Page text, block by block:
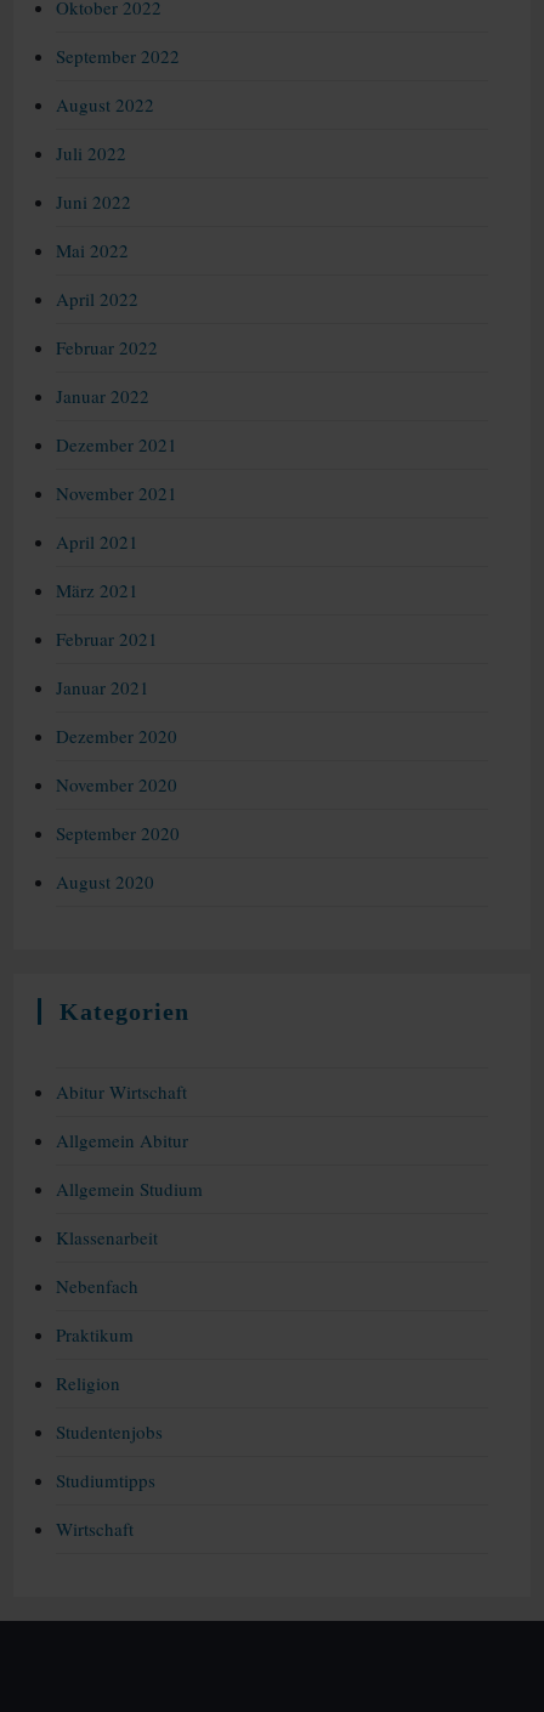
Oktober 2022
September 2022
August 2022
Juli 2022
Juni 2022
Mai 2022
April 2022
Februar 2022
Januar 2022
Dezember 2021
November 2021
April 2021
März 2021
Februar 2021
Januar 2021
Dezember 2020
November 2020
September 2020
August 2020
Kategorien
Abitur Wirtschaft
Allgemein Abitur
Allgemein Studium
Klassenarbeit
Nebenfach
Praktikum
Religion
Studentenjobs
Studiumtipps
Wirtschaft